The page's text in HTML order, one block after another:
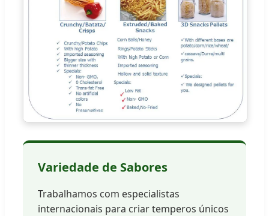
Variedade de Sabores
Trabalhamos com especialistas
internacionais para criar temperos únicos